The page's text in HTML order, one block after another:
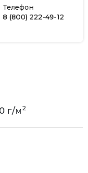
Телефон
8 (800) 222-49-12
г/м2